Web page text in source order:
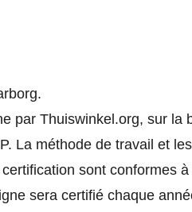
par Thuiswinkel.org, sur la
La méthode de travail et les
sont conformes à
sera certifié chaque